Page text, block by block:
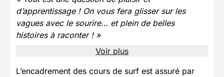
d’apprentissage ! On vous fera glisser sur les
vagues avec le sourire… et plein de belles
histoires à raconter ! »
Voir plus
L’encadrement des cours de surf est assuré par